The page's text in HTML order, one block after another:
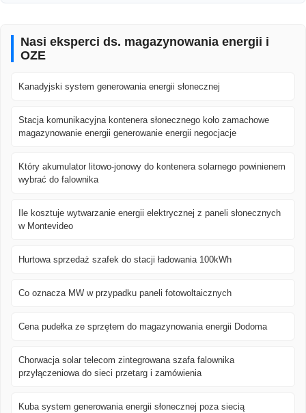
Nasi eksperci ds. magazynowania energii i
OZE
Kanadyjski system generowania energii słonecznej
Stacja komunikacyjna kontenera słonecznego koło zamachowe
magazynowanie energii generowanie energii negocjacje
Który akumulator litowo-jonowy do kontenera solarnego powinienem
wybrać do falownika
Ile kosztuje wytwarzanie energii elektrycznej z paneli słonecznych
w Montevideo
Hurtowa sprzedaż szafek do stacji ładowania 100kWh
Co oznacza MW w przypadku paneli fotowoltaicznych
Cena pudełka ze sprzętem do magazynowania energii Dodoma
Chorwacja solar telecom zintegrowana szafa falownika
przyłączeniowa do sieci przetarg i zamówienia
Kuba system generowania energii słonecznej poza siecią